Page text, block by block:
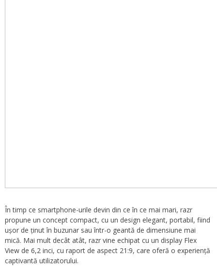
În timp ce smartphone-urile devin din ce în ce mai mari, razr
propune un concept compact, cu un design elegant, portabil, fiind
ușor de ținut în buzunar sau într-o geantă de dimensiune mai
mică. Mai mult decât atât, razr vine echipat cu un display Flex
View de 6,2 inci, cu raport de aspect 21:9, care oferă o experiență
captivantă utilizatorului.